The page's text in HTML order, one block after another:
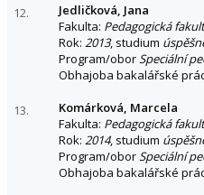
12.
Jedličková, Jana
Fakulta: Pedagogická
Rok: 2013, studium
Program/oborSpeciální
Obhajoba bakalářské
13.
Komárková, Marcela
Fakulta: Pedagogická
Rok: 2014, studium
Program/oborSpeciální
Obhajoba bakalářské